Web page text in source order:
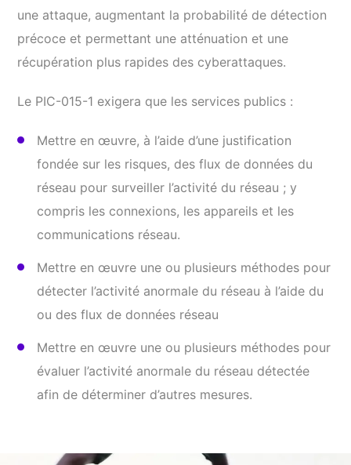
une attaque, augmentant la probabilité de détection
précoce et permettant une atténuation et une
récupération plus rapides des cyberattaques.
Le PIC-015-1 exigera que les services publics :
Mettre en œuvre, à l’aide d’une justification
fondée sur les risques, des flux de données du
réseau pour surveiller l’activité du réseau ; y
compris les connexions, les appareils et les
communications réseau.
Mettre en œuvre une ou plusieurs méthodes pour
détecter l’activité anormale du réseau à l’aide du
ou des flux de données réseau
Mettre en œuvre une ou plusieurs méthodes pour
évaluer l’activité anormale du réseau détectée
afin de déterminer d’autres mesures.